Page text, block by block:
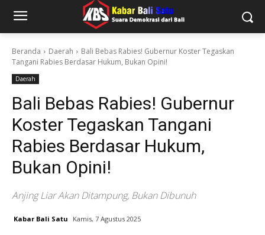
Beranda Daerah
Bali Bebas Rabies! Gubernur Koster Tegaskan
Tangani Rabies Berdasar Hukum, Bukan Opini!
Daerah
Bali Bebas Rabies! Gubernur
Koster Tegaskan Tangani
Rabies Berdasar Hukum,
Bukan Opini!
Anjing Liar Akan Ditampung, Bukan Dibunuh
Kabar Bali Satu Kamis, 7 Agustus 2025